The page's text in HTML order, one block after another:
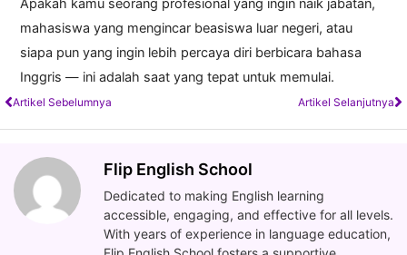
Apakah kamu seorang profesional yang ingin naik jabatan,
mahasiswa yang mengincar beasiswa luar negeri, atau
siapa pun yang ingin lebih percaya diri berbicara bahasa
Inggris — ini adalah saat yang tepat untuk memulai.
Artikel Sebelumnya Artikel Selanjutnya
Flip English School
Dedicated to making English learning
accessible, engaging, and effective for all levels.
With years of experience in language education,